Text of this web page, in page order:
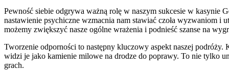
Pewność siebie odgrywa ważną rolę w naszym sukcesie w kasynie
nastawienie psychiczne wzmacnia nam stawiać czoła wyzwaniom
możemy zwiększyć nasze ogólne wrażenia i podnieść szanse na
Tworzenie odporności to następny kluczowy aspekt naszej
widzi je jako kamienie milowe na drodze do poprawy. To nie tylko
grach.